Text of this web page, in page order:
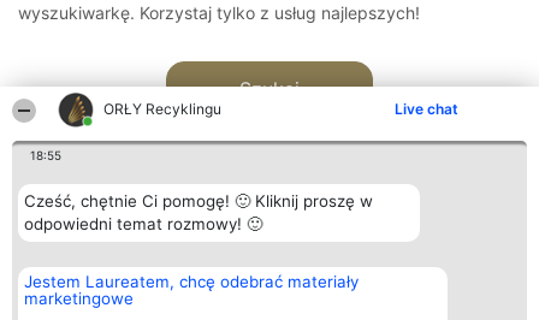
ORŁY Recyklingu Live chat
18:55
Cześć, chętnie Ci pomogę! 🙂 Kliknij proszę w
odpowiedni temat rozmowy! 🙂
Jestem Laureatem, chcę odebrać materiały
marketingowe
wyszukiwarkę. Korzystaj tylko z usług najlepszych!
Szukaj
Organizator plebiscytu
Bright Side Solutions sp. z o.
o. sp. k.
Plebiscyt
Laureaci
Kontakt
Kontakt